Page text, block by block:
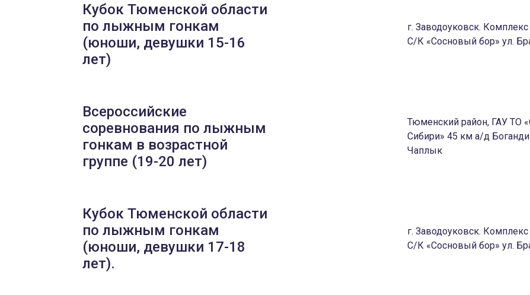
Кубок Тюменской области
по лыжным гонкам
(юноши, девушки 15-16
лет)
г. Заводоуковск.
С/К «Сосновый бор» ул.
Всероссийские
соревнования по лыжным
гонкам в возрастной
группе (19-20 лет)
Тюменский район, ГАУ ТО
Сибири» 45 км а/д
Чаплык
Кубок Тюменской области
по лыжным гонкам
(юноши, девушки 17-18
лет).
г. Заводоуковск.
С/К «Сосновый бор» ул.